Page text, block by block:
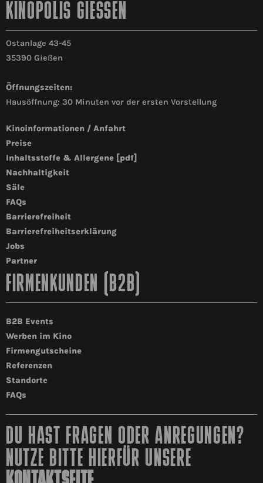
KINOPOLIS GIESSEN
Ostanlage 43-45
35390 Gießen
Öffnungszeiten:
Hausöffnung: 30 Minuten vor der ersten Vorstellung
Kinoinformationen / Anfahrt
Preise
Inhaltsstoffe & Allergene [pdf]
Nachhaltigkeit
Säle
FAQs
Barrierefreiheit
Barrierefreiheitserklärung
Jobs
Partner
FIRMENKUNDEN (B2B)
B2B Events
Werben im Kino
Firmengutscheine
Referenzen
Standorte
FAQs
DU HAST FRAGEN ODER ANREGUNGEN?
NUTZE BITTE HIERFÜR UNSERE